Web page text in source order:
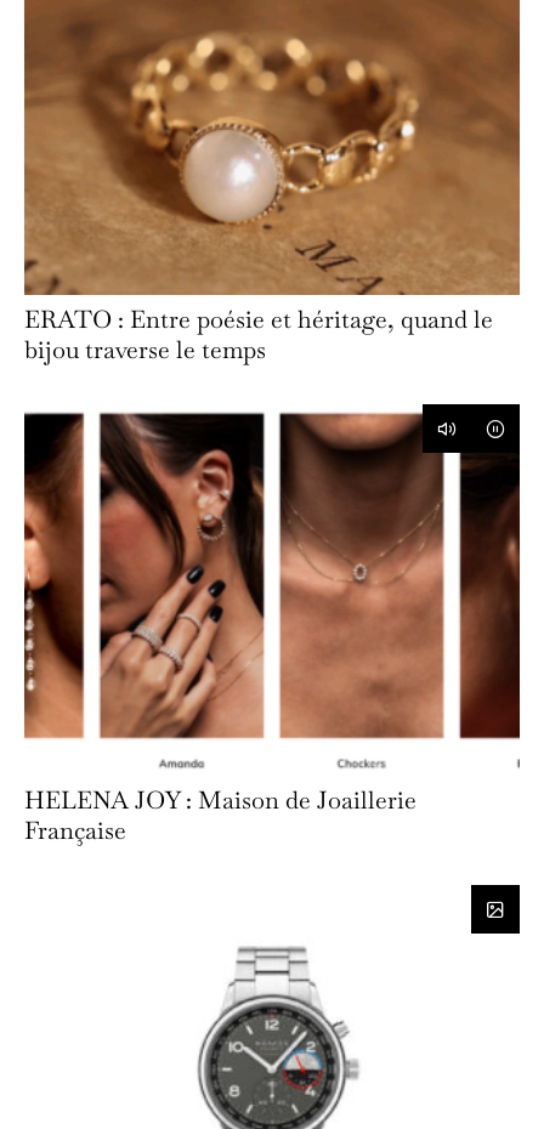
ERATO : Entre poésie et héritage, quand le
bijou traverse le temps
HELENA JOY : Maison de Joaillerie
Française